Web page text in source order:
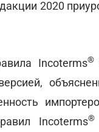
2020
Incoterms®
Incoterms®